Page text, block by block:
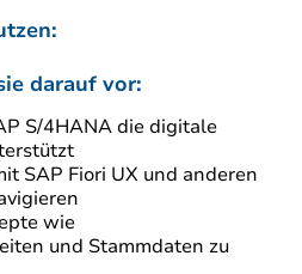
darauf vor:
S/4HANA die digitale
SAP Fiori UX und anderen
wie
und Stammdaten zu